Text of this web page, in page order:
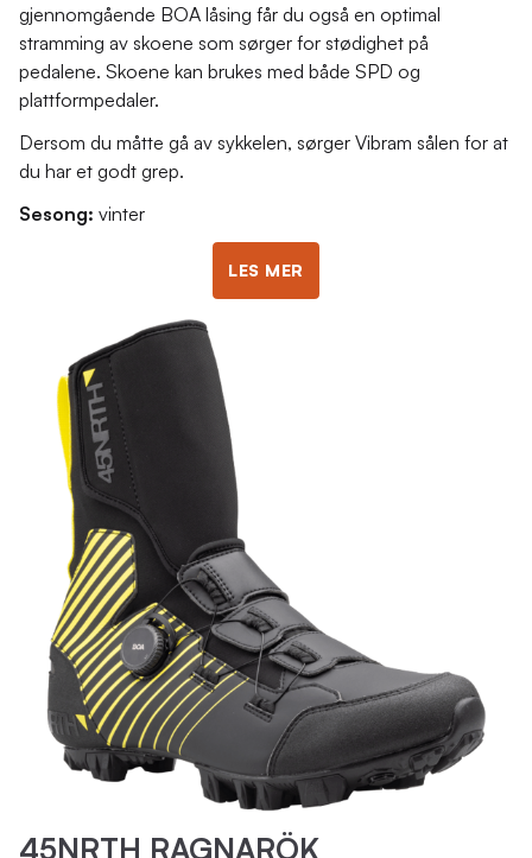
gjennomgående BOA låsing får du også en optimal
stramming av skoene som sørger for stødighet på
pedalene. Skoene kan brukes med både SPD og
plattformpedaler.
Dersom du måtte gå av sykkelen, sørger Vibram sålen for at
du har et godt grep.
Sesong: vinter
LES MER
45NRTH RAGNARÖK